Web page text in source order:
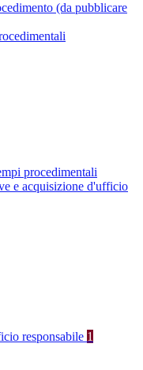
(da pubblicare
procedimentali
e acquisizione d'ufficio
responsabile 1